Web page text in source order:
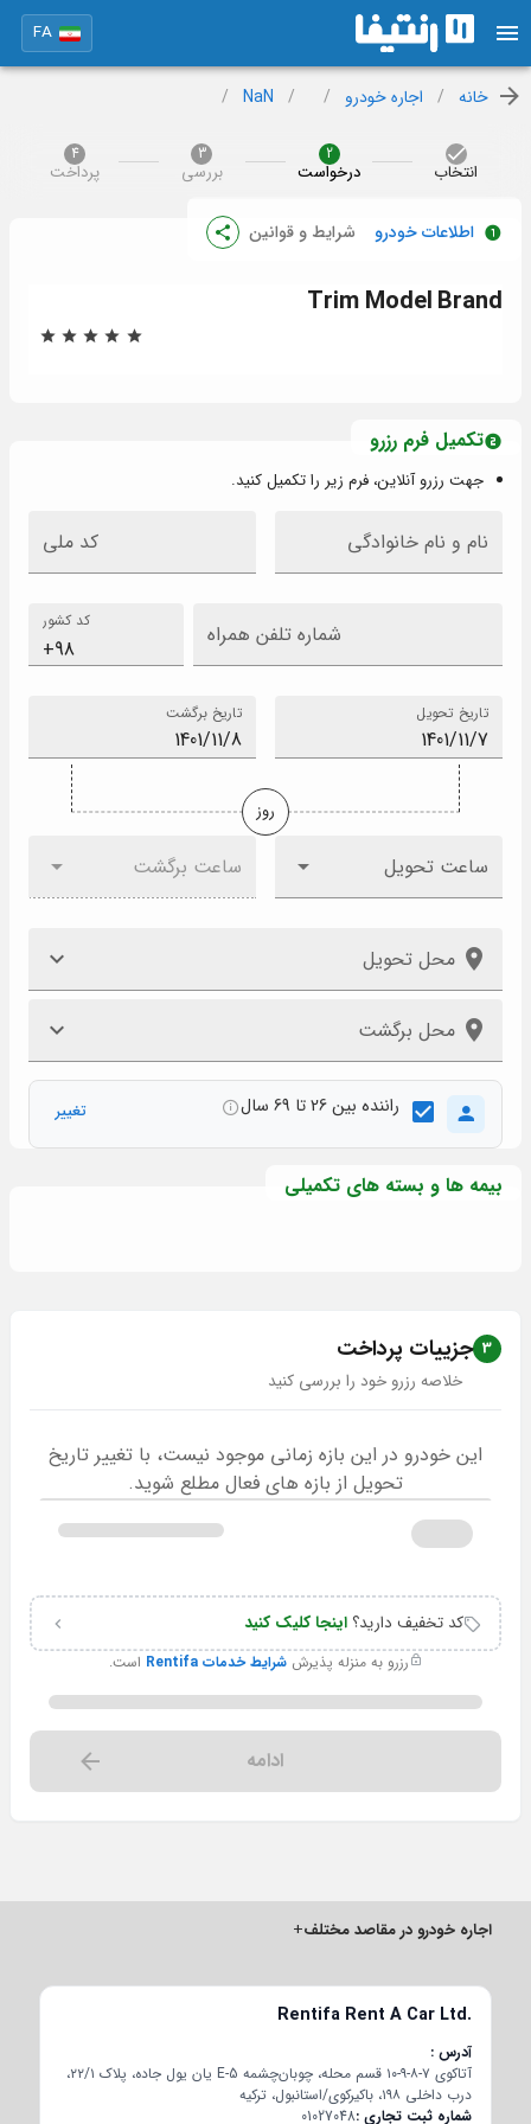
FA
خانه / اجاره خودرو /
/
NaN
/
انتخاب
2
درخواست
3
بررسی
4
پرداخت
اطلاعات خودرو شرایط و قوانین
Brand
Model
Trim
تکمیل فرم رزرو
جهت رزرو آنلاین، فرم زیر را تکمیل کنید.
نام و نام خانوادگی کد ملی
کد کشور شماره تلفن همراه
تاریخ تحویل تاریخ برگشت
روز
ساعت تحویل ساعت برگشت
محل تحویل
محل برگشت
راننده بین 26 تا 69 سال تغییر
بیمه ها و بسته های تکمیلی
3 جزییات پرداخت
خلاصه رزرو خود را بررسی کنید
این خودرو در این بازه زمانی موجود نیست، با تغییر تاریخ
تحویل از بازه های فعال مطلع شوید.
کد تخفیف دارید؟اینجا کلیک کنید
رزرو به منزله پذیرششرایط خدمات Rentifa است.
ادامه
اجاره خودرو در مقاصد مختلف+
Rentifa Rent A Car Ltd.
آدرس
آتاکوی ۷-۸-۹-۱۰ قسم محله، چوبان‌چشمه E-5 یان یول جاده، پلاک ۲۲/۱،
درب داخلی ۱۹۸، باکیرکوی/استانبول، ترکیه
شماره ثبت تجاری01027048